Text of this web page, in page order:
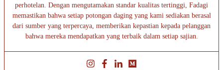
perhotelan. Dengan mengutamakan standar kualitas tertinggi, Fadagi
memastikan bahwa setiap potongan daging yang kami sediakan berasal
dari sumber yang terpercaya, memberikan kepastian kepada pelanggan
bahwa mereka mendapatkan yang terbaik dalam setiap sajian.